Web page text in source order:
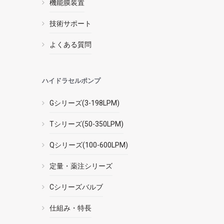
機能膜装置
技術サポート
よくある質問
ハイドラセルポンプ
Gシリーズ(3-198LPM)
Tシリーズ(50-350LPM)
Qシリーズ(100-600LPM)
定量・薬注シリーズ
Cシリーズバルブ
仕組み・特長